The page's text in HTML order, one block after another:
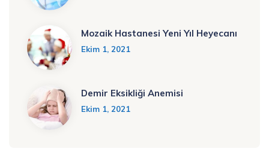
Mozaik Hastanesi Yeni Yıl Heyecanı
Ekim 1, 2021
Demir Eksikliği Anemisi
Ekim 1, 2021